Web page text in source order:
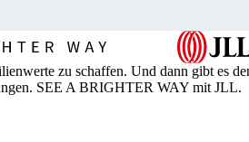
zu schaffen. Und dann gibt es
SEE A BRIGHTER WAY mit JLL.